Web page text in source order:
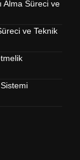
Alma Süreci ve
ve Teknik